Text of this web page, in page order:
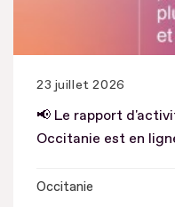
23 juillet 2026
📢 Le rapport
Occitanie est en
Occitanie